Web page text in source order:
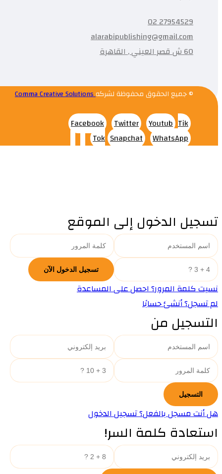
27954529 02
alarabipublishing@gmail.com
60 ش قصر العيني , القاهرة
© جميع الحقوق محفوظة لشركهComma Creative Solutions
Facebook Twitter Youtub Tik
Tok Snapchat WhatsApp
تسجيل الدخول إلى الموقع
نسيت كلمة المرور؟ احصل على المساعدة
لم تسجل؟ أنشئ حسابًا
التسجيل من
هل أنت مسجل بالفعل؟ تسجيل الدخول
استعادة كلمة السر!